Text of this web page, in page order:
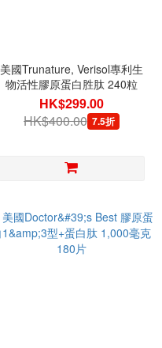
美國Trunature, Verisol專利生
物活性膠原蛋白胜肽 240粒
HK$299.00
HK$400.00 7.5折